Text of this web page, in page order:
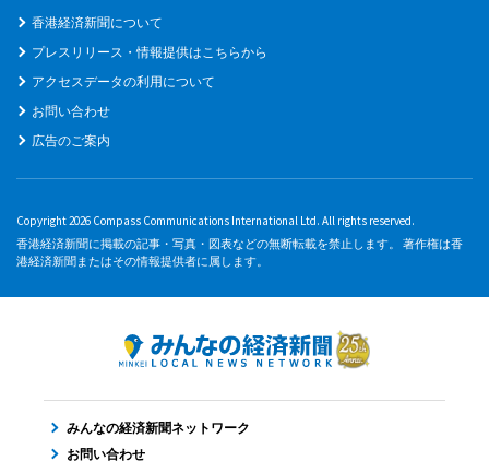
香港経済新聞について
プレスリリース・情報提供はこちらから
アクセスデータの利用について
お問い合わせ
広告のご案内
Copyright 2026 Compass Communications International Ltd. All rights reserved.
香港経済新聞に掲載の記事・写真・図表などの無断転載を禁止します。 著作権は香
港経済新聞またはその情報提供者に属します。
みんなの経済新聞ネットワーク
お問い合わせ